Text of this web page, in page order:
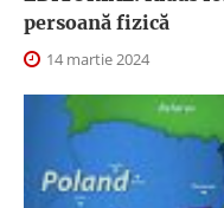
persoană fizică
14 martie 2024